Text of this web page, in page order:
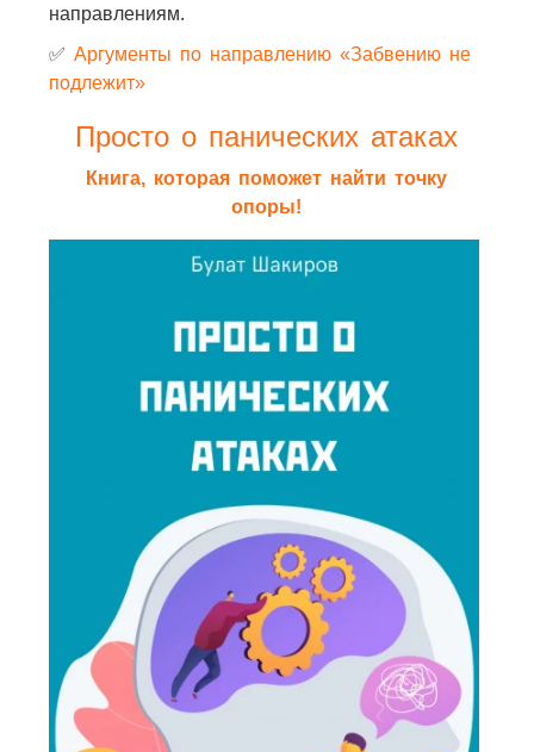
направлениям.
✅ Аргументы по направлению «Забвению не
подлежит»
Просто о панических атаках
Книга, которая поможет найти точку
опоры!